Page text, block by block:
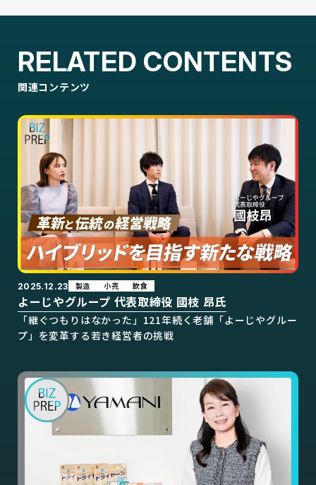
RELATED CONTENTS
関連コンテンツ
2025.12.23 製造 小売 飲食
よーじやグループ 代表取締役 國枝 昂氏
「継ぐつもりはなかった」121年続く老舗「よーじやグルー
プ」を変革する若き経営者の挑戦